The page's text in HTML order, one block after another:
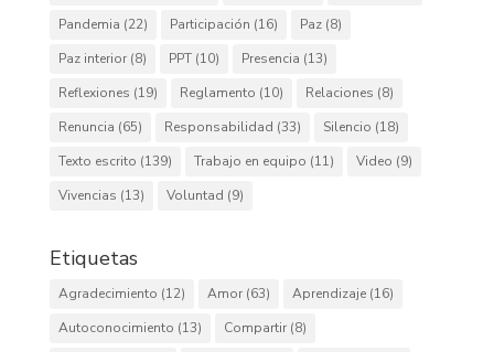
Pandemia (22) Participación (16) Paz(8)
Paz interior(8) PPT(10) Presencia (13)
Reflexiones (19) Reglamento (10) Relaciones (8)
Renuncia (65) Responsabilidad (33) Silencio (18)
Texto escrito (139) Trabajo en equipo (11) Video (9)
Vivencias (13) Voluntad (9)
Etiquetas
Agradecimiento (12) Amor(63) Aprendizaje(16)
Autoconocimiento (13) Compartir(8)